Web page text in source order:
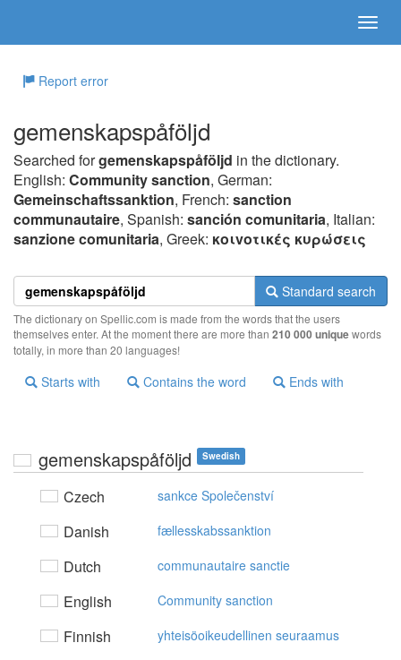
Report error
gemenskapspåföljd
Searched forgemenskapspåföljd in the dictionary.
English: Community sanction, German:
Gemeinschaftssanktion, French: sanction
communautaire, Spanish: sanción comunitaria, Italian:
sanzione comunitaria, Greek: κoιvoτικές κυρώσεις
Standard search
The dictionary on Spellic.com is made from the words that the users
themselves enter. At the moment there are more than 210 000 uniquewords
totally, in more than 20 languages!
Starts with Contains the word Ends with
gemenskapspåföljd Swedish
Czech sankce Společenství
Danish fællesskabssanktion
Dutch communautaire sanctie
English Community sanction
Finnish yhteisöoikeudellinen seuraamus